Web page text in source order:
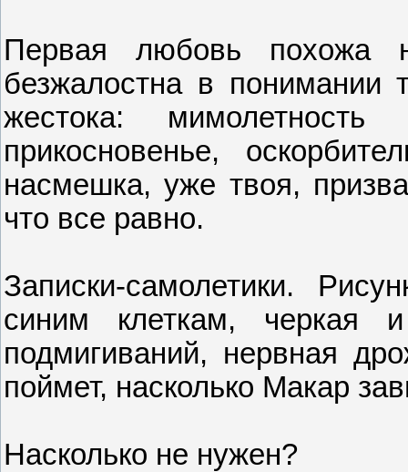
Первая любовь похожа
безжалостна в
жестока:
прикосновенье,
насмешка, уже твоя,
что все равно.
Записки-самолетики.
синим клеткам, черкая и
подмигиваний, нервная
поймет, насколько Макар
Насколько не нужен?